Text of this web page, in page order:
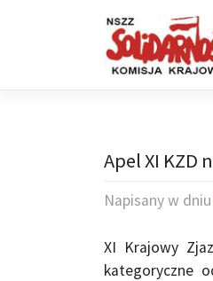
Apel XI KZD
Napisany w dniu
XI Krajowy
kategoryczne